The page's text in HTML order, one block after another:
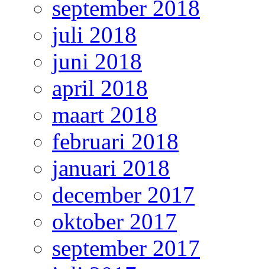
september 2018
juli 2018
juni 2018
april 2018
maart 2018
februari 2018
januari 2018
december 2017
oktober 2017
september 2017